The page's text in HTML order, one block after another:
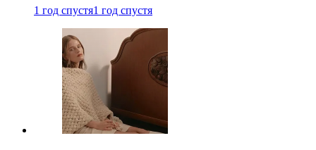
1 год спустя1 год спустя